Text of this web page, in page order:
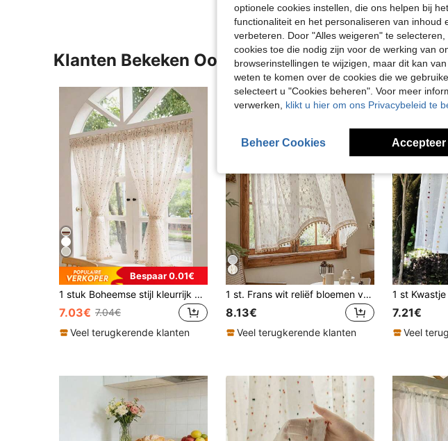
Klanten Bekeken Ook
Bespaar 0.01€
1 stuk Boheemse stijl kleurrijk bolletjes gordijnpaneel, linnen materiaal, semi-transparant, romantische raamdecoratie, koffiekleur
7.03€ 7.04€
Veel terugkerende klanten
1 st. Frans wit reliëf bloemen voile gordijn, roedezakontwerp, lichtgewicht en modieus, geschikt voor diverse gelegenheden, geaccentueerd met gele pompons - zacht, lichtgewicht polyester, gemakkelijk te onderhouden, voor keuken, kast, deur en boerderijraamdecoratie
8.13€
Veel terugkerende klanten
1 st
7.21€
Veel
optionele cookies instellen, die ons helpen bij
functionaliteit en het personaliseren van inhoud
verbeteren. Door "Alles weigeren" te
cookies toe die nodig zijn voor de werking van
browserinstellingen te wijzigen, maar dit kan
weten te komen over de cookies die we
selecteert u "Cookies beheren". Voor meer
verwerken, klikt u hier om ons Privacybeleid te
Beheer Cookies Accepteer